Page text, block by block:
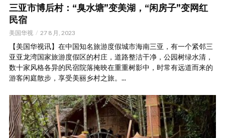
三亚市博后村：“臭水塘”变美湖，“闲房子”变网红
民宿
美国华视 27 8 月, 2023
【美国华视讯】在中国知名旅游度假城市海南三亚，有一个紧邻三
亚亚龙湾国家旅游度假区的村庄，道路整洁干净，公园树绿水清，
数十家风格各异的民宿院落掩映在重重树影中，时常有远道而来的
游客闲庭散步，享受美丽乡村之旅。...